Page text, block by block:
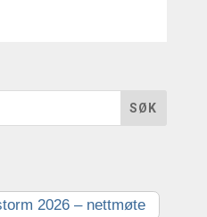
2026 – nettmøte